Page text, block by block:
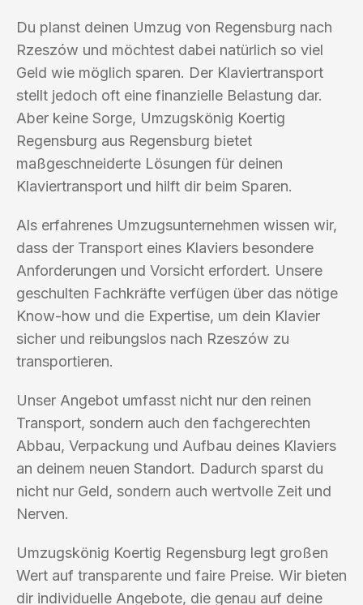
Du planst deinen Umzug von Regensburg nach
Rzeszów und möchtest dabei natürlich so viel
Geld wie möglich sparen. Der Klaviertransport
stellt jedoch oft eine finanzielle Belastung dar.
Aber keine Sorge, Umzugskönig Koertig
Regensburg aus Regensburg bietet
maßgeschneiderte Lösungen für deinen
Klaviertransport und hilft dir beim Sparen.
Als erfahrenes Umzugsunternehmen wissen wir,
dass der Transport eines Klaviers besondere
Anforderungen und Vorsicht erfordert. Unsere
geschulten Fachkräfte verfügen über das nötige
Know-how und die Expertise, um dein Klavier
sicher und reibungslos nach Rzeszów zu
transportieren.
Unser Angebot umfasst nicht nur den reinen
Transport, sondern auch den fachgerechten
Abbau, Verpackung und Aufbau deines Klaviers
an deinem neuen Standort. Dadurch sparst du
nicht nur Geld, sondern auch wertvolle Zeit und
Nerven.
Umzugskönig Koertig Regensburg legt großen
Wert auf transparente und faire Preise. Wir bieten
dir individuelle Angebote, die genau auf deine